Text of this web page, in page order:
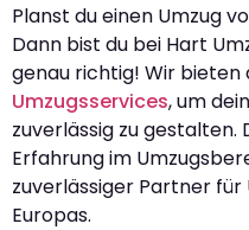
Planst du einen Umzug
Dann bist du bei Hart
genau richtig! Wir bieten
Umzugsservices, um
zuverlässig zu
Erfahrung im
zuverlässiger Partner für
Europas.